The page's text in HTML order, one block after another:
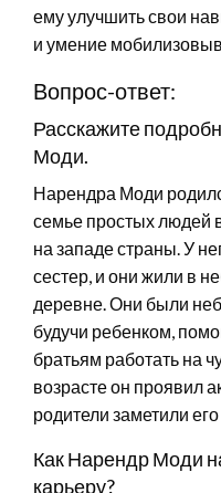
ему улучшить свои
и умение
Вопрос-ответ:
Расскажите
Моди.
Нарендра Моди
семье простых людей
на западе страны. У
сестер, и они жили в
деревне. Они были
будучи ребенком,
братьям работать на
возрасте он проявил
родители заметили
Как Нарендр Моди
карьеру?